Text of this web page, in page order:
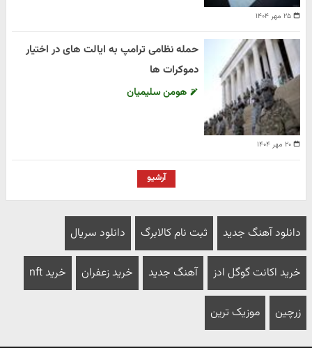
۲۵ مهر ۱۴۰۴
۲۰ مهر ۱۴۰۴
حمله نظامی ترامپ به ایالت های در اختیار
دموکرات ها
هومن سلیمیان
آرشیو
دانلود آهنگ جدید ثبت نام کالابرگ دانلود سریال
خرید اکانت گوگل ادز آهنگ جدید خرید زعفران خرید nft
زرچین موزیک ترین